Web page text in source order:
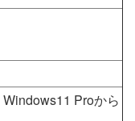
Proから